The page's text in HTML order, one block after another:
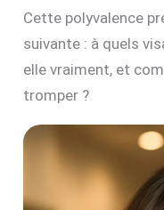
Cette polyvalence
suivante : à quels
elle vraiment, et
tromper ?